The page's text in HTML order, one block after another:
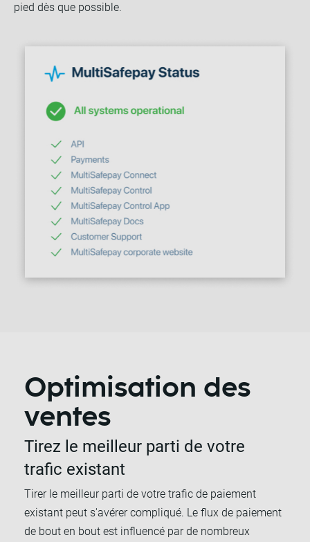
pied dès que possible.
Optimisation des
ventes
Tirez le meilleur parti de votre
trafic existant
Tirer le meilleur parti de votre trafic de paiement
existant peut s'avérer compliqué. Le flux de paiement
de bout en bout est influencé par de nombreux